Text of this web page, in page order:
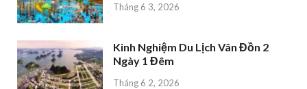
Tháng 6 3, 2026
Kinh Nghiệm Du Lịch Vân Đồn 2
Ngày 1 Đêm
Tháng 6 2, 2026